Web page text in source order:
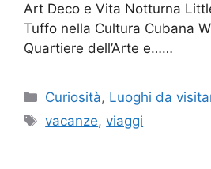
Art Deco e Vita Notturna
Tuffo nella Cultura Cubana
Quartiere dell’Arte e……
Categorie
Curiosità, Luoghi da
Tag
vacanze,viaggi